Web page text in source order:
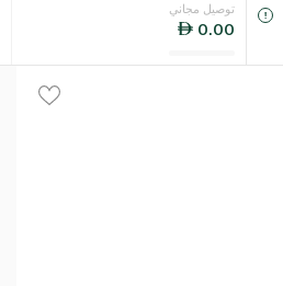
اللغةتوصيل مجاني
0.00